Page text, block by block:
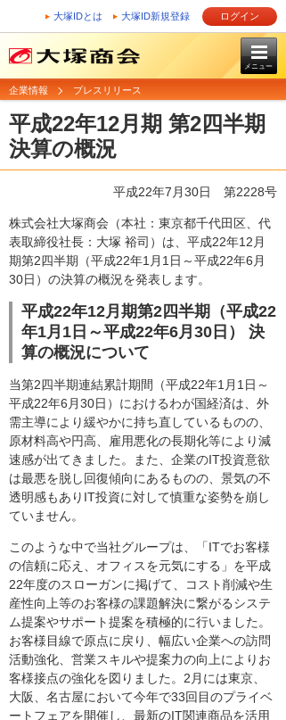
大塚IDとは 大塚ID新規登録 ログイン
メニュー
企業情報 プレスリリース
平成22年12月期 第2四半期
決算の概況
平成22年7月30日 第2228号
株式会社大塚商会（本社：東京都千代田区、代
表取締役社長：大塚 裕司）は、平成22年12月
期第2四半期（平成22年1月1日～平成22年6月
30日）の決算の概況を発表します。
平成22年12月期第2四半期（平成22
年1月1日～平成22年6月30日） 決
算の概況について
当第2四半期連結累計期間（平成22年1月1日～
平成22年6月30日）におけるわが国経済は、外
需主導により緩やかに持ち直しているものの、
原材料高や円高、雇用悪化の長期化等により減
速感が出てきました。また、企業のIT投資意欲
は最悪を脱し回復傾向にあるものの、景気の不
透明感もありIT投資に対して慎重な姿勢を崩し
ていません。
このような中で当社グループは、「ITでお客様
の信頼に応え、オフィスを元気にする」を平成
22年度のスローガンに掲げて、コスト削減や生
産性向上等のお客様の課題解決に繋がるシステ
ム提案やサポート提案を積極的に行いました。
お客様目線で原点に戻り、幅広い企業への訪問
活動強化、営業スキルや提案力の向上によりお
客様接点の強化を図りました。2月には東京、
大阪、名古屋において今年で33回目のプライベ
ートフェアを開催し、最新のIT関連商品を活用